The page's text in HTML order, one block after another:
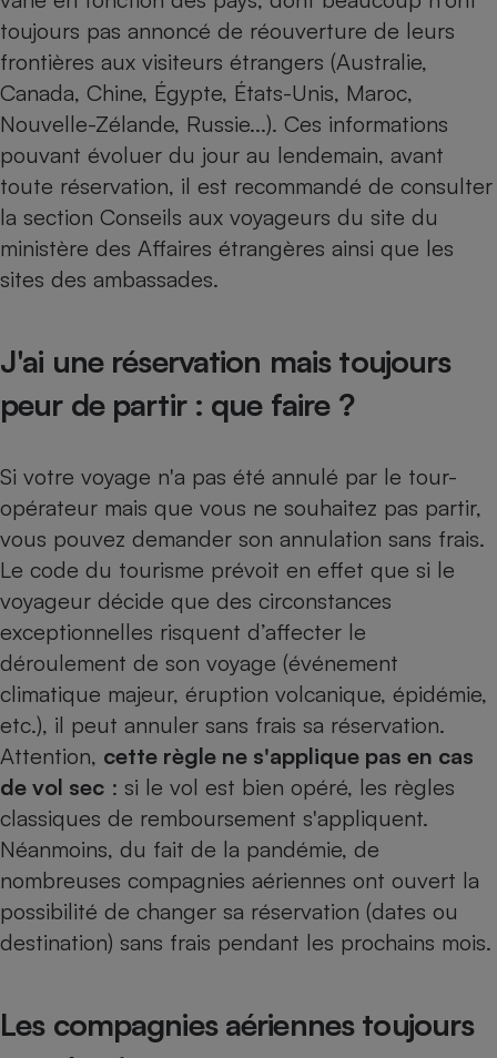
toujours pas annoncé de réouverture de leurs
frontières aux visiteurs étrangers (Australie,
Canada, Chine, Égypte, États-Unis, Maroc,
Nouvelle-Zélande, Russie...). Ces informations
pouvant évoluer du jour au lendemain, avant
toute réservation, il est recommandé de consulter
la section Conseils aux voyageurs du site du
ministère des Affaires étrangères ainsi que les
sites des ambassades.
J'ai une réservation mais toujours
peur de partir : que faire ?
Si votre voyage n'a pas été annulé par le tour-
opérateur mais que vous ne souhaitez pas partir,
vous pouvez demander son annulation sans frais.
Le code du tourisme prévoit en effet que si le
voyageur décide que des circonstances
exceptionnelles risquent d’affecter le
déroulement de son voyage (événement
climatique majeur, éruption volcanique, épidémie,
etc.), il peut annuler sans frais sa réservation.
Attention, cette règle ne s'applique pas en cas
de vol sec : si le vol est bien opéré, les règles
classiques de remboursement s'appliquent.
Néanmoins, du fait de la pandémie, de
nombreuses compagnies aériennes ont ouvert la
possibilité de changer sa réservation (dates ou
destination) sans frais pendant les prochains mois.
Les compagnies aériennes toujours
Cafetière à expressos